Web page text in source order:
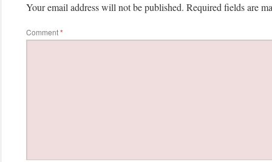
Your email address will not be published. Required fields are
Comment*